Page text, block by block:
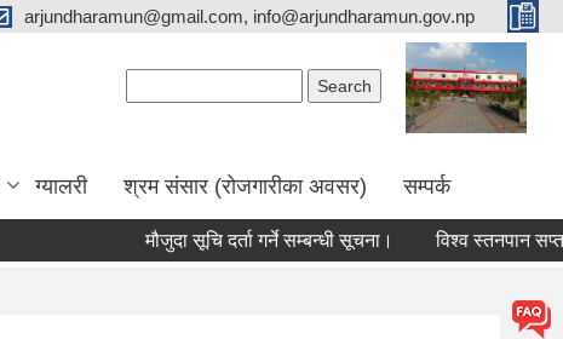
arjundharamun@gmail.com, info@arjundharamun.gov.np
ग्यालरी श्रम संसार (रोजगारीका अवसर) सम्पर्क
मौजुदा सूचि दर्ता गर्ने सम्बन्धी सूचना। विश्व स्तनपान